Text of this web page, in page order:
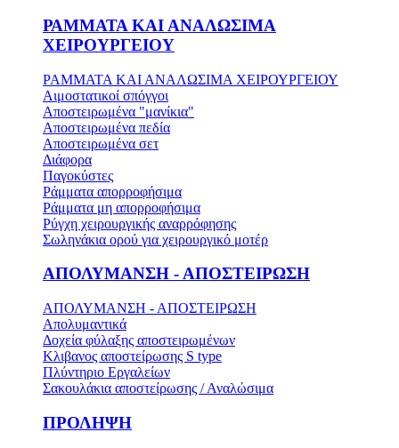
ΡΑΜΜΑΤΑ ΚΑΙ ΑΝΑΛΩΣΙΜΑ
ΧΕΙΡΟΥΡΓΕΙΟΥ
ΡΑΜΜΑΤΑ ΚΑΙ ΑΝΑΛΩΣΙΜΑ ΧΕΙΡΟΥΡΓΕΙΟΥ
Αιμοστατικοί σπόγγοι
Αποστειρωμένα "μανίκια"
Αποστειρωμένα πεδία
Αποστειρωμένα σετ
Διάφορα
Παγοκύστες
Ράμματα απορροφήσιμα
Ράμματα μη απορροφήσιμα
Ρύγχη χειρουργικής αναρρόφησης
Σωληνάκια ορού για χειρουργικό μοτέρ
ΑΠΟΛΥΜΑΝΣΗ - ΑΠΟΣΤΕΙΡΩΣΗ
ΑΠΟΛΥΜΑΝΣΗ - ΑΠΟΣΤΕΙΡΩΣΗ
Απολυμαντικά
Δοχεία φύλαξης αποστειρωμένων
Κλιβανος αποστείρωσης S type
Πλύντηριο Εργαλείων
Σακουλάκια αποστείρωσης / Αναλώσιμα
ΠΡΟΛΗΨΗ